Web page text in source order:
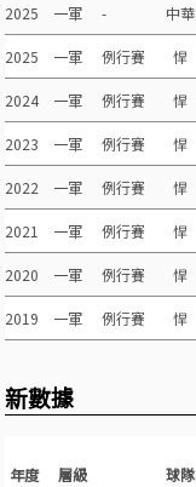
2025 一軍 - 中華
2025 一軍 例行賽 悍
2024 一軍 例行賽 悍
2023 一軍 例行賽 悍
2022 一軍 例行賽 悍
2021 一軍 例行賽 悍
2020 一軍 例行賽 悍
2019 一軍 例行賽 悍
新數據
年度
層級 球隊